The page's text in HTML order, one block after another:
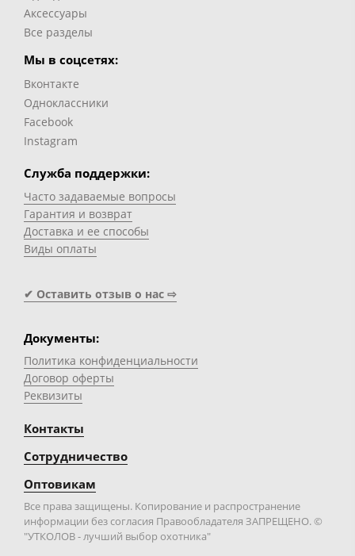
Аксессуары
Все разделы
Мы в соцсетях:
Вконтакте
Одноклассники
Facebook
Instagram
Служба поддержки:
Часто задаваемые вопросы
Гарантия и возврат
Доставка и ее способы
Виды оплаты
✔ Оставить отзыв о нас ⇨
Документы:
Политика конфиденциальности
Договор оферты
Реквизиты
Контакты
Сотрудничество
Оптовикам
Все права защищены. Копирование и распространение
информации без согласия Правообладателя ЗАПРЕЩЕНО. ©
"УТКОЛОВ - лучший выбор охотника"